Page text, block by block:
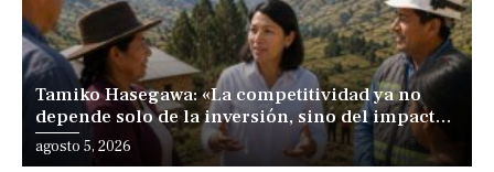
Tamiko Hasegawa: «La competitividad ya no
depende solo de la inversión, sino del impacto
positivo en los territorios y las personas»
agosto 5, 2026